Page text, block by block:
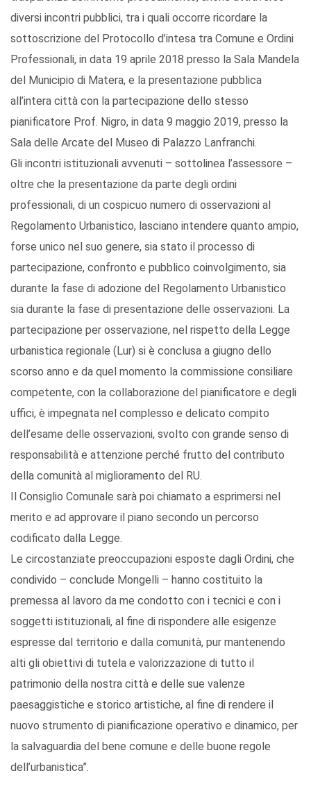
diversi incontri pubblici, tra i quali occorre ricordare la
sottoscrizione del Protocollo d’intesa tra Comune e Ordini
Professionali, in data 19 aprile 2018 presso la Sala Mandela
del Municipio di Matera, e la presentazione pubblica
all’intera città con la partecipazione dello stesso
pianificatore Prof. Nigro, in data 9 maggio 2019, presso la
Sala delle Arcate del Museo di Palazzo Lanfranchi.
Gli incontri istituzionali avvenuti – sottolinea l’assessore –
oltre che la presentazione da parte degli ordini
professionali, di un cospicuo numero di osservazioni al
Regolamento Urbanistico, lasciano intendere quanto ampio,
forse unico nel suo genere, sia stato il processo di
partecipazione, confronto e pubblico coinvolgimento, sia
durante la fase di adozione del Regolamento Urbanistico
sia durante la fase di presentazione delle osservazioni. La
partecipazione per osservazione, nel rispetto della Legge
urbanistica regionale (Lur) si è conclusa a giugno dello
scorso anno e da quel momento la commissione consiliare
competente, con la collaborazione del pianificatore e degli
uffici, è impegnata nel complesso e delicato compito
dell’esame delle osservazioni, svolto con grande senso di
responsabilità e attenzione perché frutto del contributo
della comunità al miglioramento del RU.
Il Consiglio Comunale sarà poi chiamato a esprimersi nel
merito e ad approvare il piano secondo un percorso
codificato dalla Legge.
Le circostanziate preoccupazioni esposte dagli Ordini, che
condivido – conclude Mongelli – hanno costituito la
premessa al lavoro da me condotto con i tecnici e con i
soggetti istituzionali, al fine di rispondere alle esigenze
espresse dal territorio e dalla comunità, pur mantenendo
alti gli obiettivi di tutela e valorizzazione di tutto il
patrimonio della nostra città e delle sue valenze
paesaggistiche e storico artistiche, al fine di rendere il
nuovo strumento di pianificazione operativo e dinamico, per
la salvaguardia del bene comune e delle buone regole
dell’urbanistica”.